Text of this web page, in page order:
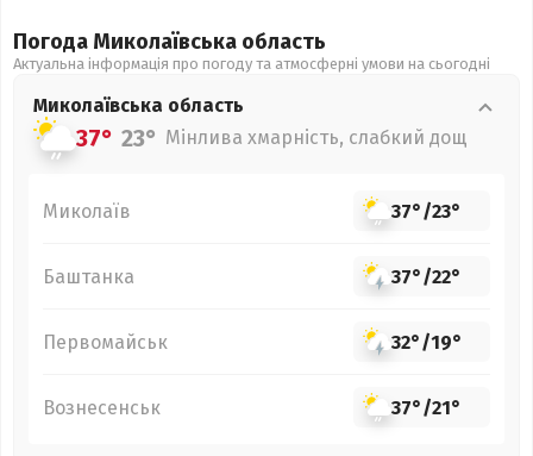
Погода Миколаївська область
Актуальна інформація про погоду та атмосферні умови на сьогодні
Миколаївська область
37° 23° Мінлива хмарність, слабкий дощ
Миколаїв 37°/23°
Баштанка 37°/22°
Первомайськ 32°/19°
Вознесенськ 37°/21°